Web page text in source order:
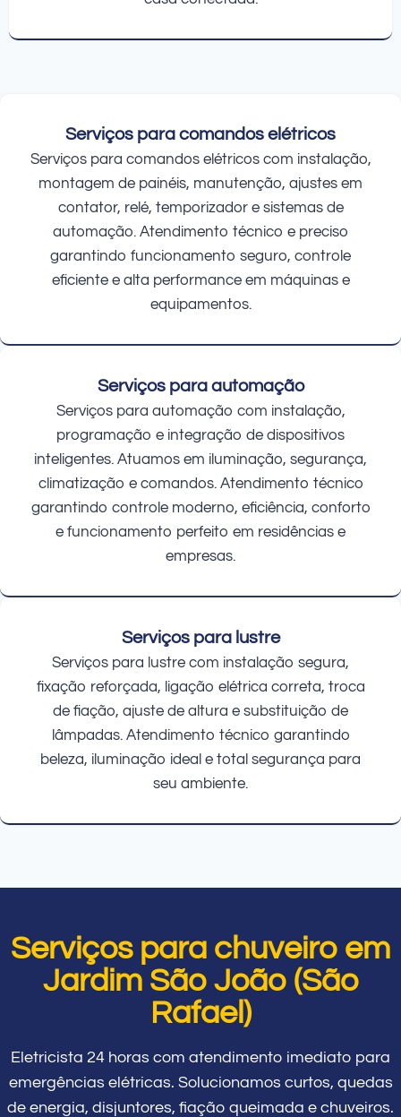
Serviços para comandos elétricos
Serviços para comandos elétricos com instalação,
montagem de painéis, manutenção, ajustes em
contator, relé, temporizador e sistemas de
automação. Atendimento técnico e preciso
garantindo funcionamento seguro, controle
eficiente e alta performance em máquinas e
equipamentos.
Serviços para automação
Serviços para automação com instalação,
programação e integração de dispositivos
inteligentes. Atuamos em iluminação, segurança,
climatização e comandos. Atendimento técnico
garantindo controle moderno, eficiência, conforto
e funcionamento perfeito em residências e
empresas.
Serviços para lustre
Serviços para lustre com instalação segura,
fixação reforçada, ligação elétrica correta, troca
de fiação, ajuste de altura e substituição de
lâmpadas. Atendimento técnico garantindo
beleza, iluminação ideal e total segurança para
seu ambiente.
Serviços para chuveiro em
Jardim São João (São
Rafael)
Eletricista 24 horas com atendimento imediato para
emergências elétricas. Solucionamos curtos, quedas
de energia, disjuntores, fiação queimada e chuveiros.